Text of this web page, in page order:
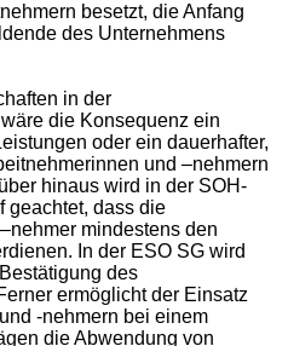
besetzt, die Anfang
des Unternehmens
in der
die Konsequenz ein
oder ein dauerhafter,
und –nehmern
hinaus wird in der SOH-
geachtet, dass die
mindestens den
In der ESO SG wird
des
ermöglicht der Einsatz
-nehmern bei einem
die Abwendung von